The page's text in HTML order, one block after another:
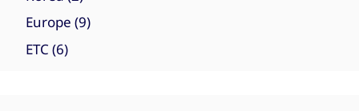
Europe (9)
ETC (6)